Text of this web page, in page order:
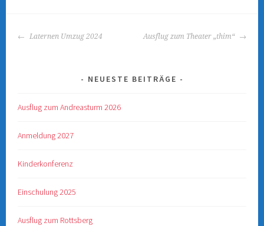
BEITRAGS-
Laternen Umzug 2024 Ausflug zum Theater „thim“
NEUESTE BEITRÄGE
Ausflug zum Andreasturm 2026
Anmeldung 2027
Kinderkonferenz
Einschulung 2025
Ausflug zum Rottsberg